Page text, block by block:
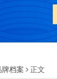
牌档案 正文